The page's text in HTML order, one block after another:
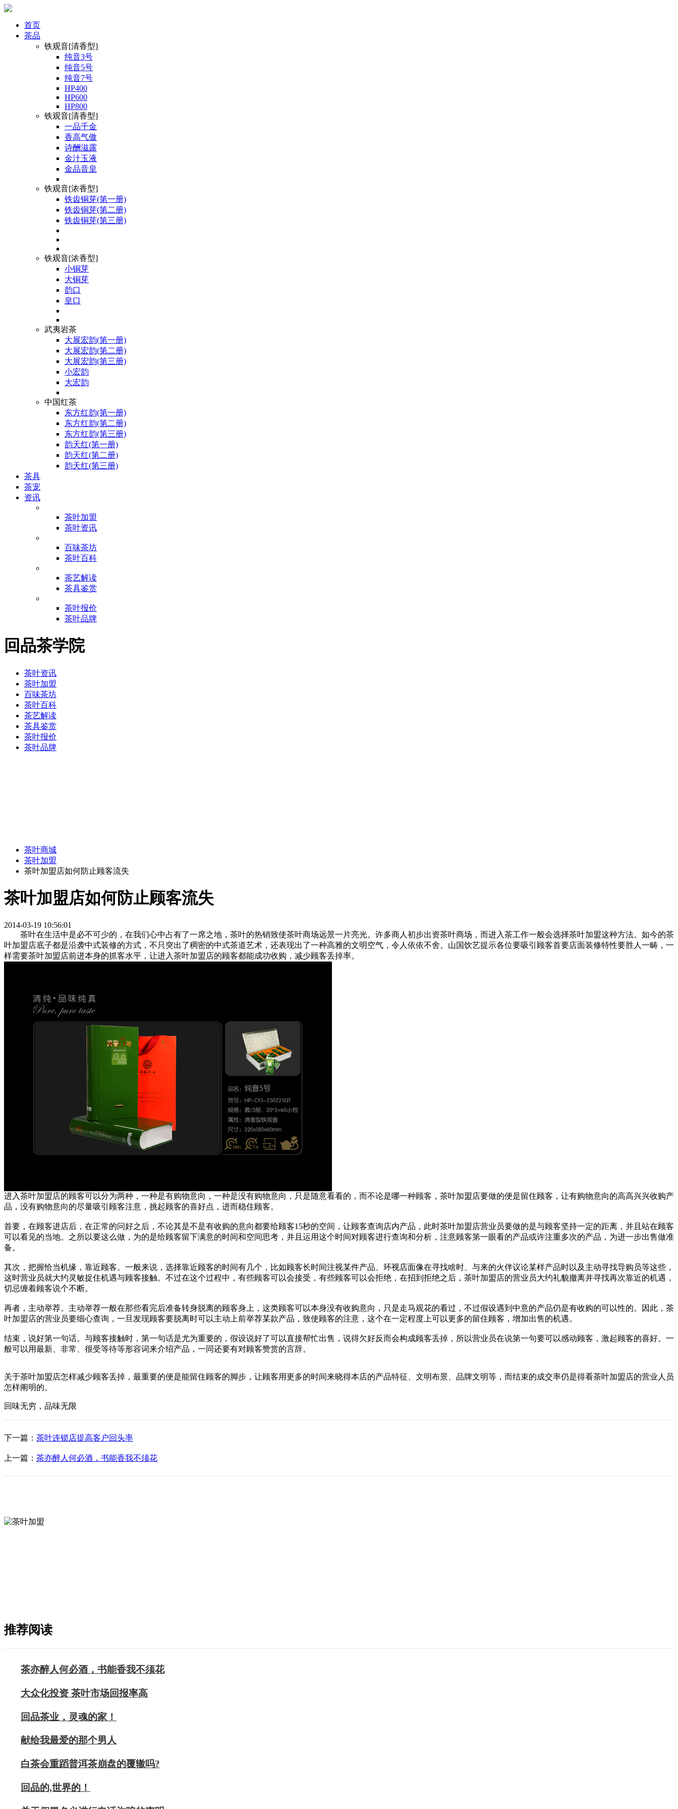
首页
茶品
铁观音[清香型]
纯音3号
纯音5号
纯音7号
HP400
HP600
HP800
铁观音[清香型]
一品千金
香高气傲
诗酬滋露
金汁玉液
金品音皇
铁观音[浓香型]
铁齿铜芽(第一册)
铁齿铜芽(第二册)
铁齿铜芽(第三册)
铁观音[浓香型]
小铜芽
大铜芽
韵口
皇口
武夷岩茶
大展宏韵(第一册)
大展宏韵(第二册)
大展宏韵(第三册)
小宏韵
大宏韵
中国红茶
东方红韵(第一册)
东方红韵(第二册)
东方红韵(第三册)
韵天红(第一册)
韵天红(第二册)
韵天红(第三册)
茶具
茶宠
资讯
茶叶加盟
茶叶资讯
百味茶坊
茶叶百科
茶艺解读
茶具鉴赏
茶叶报价
茶叶品牌
回品茶学院
茶叶资讯
茶叶加盟
百味茶坊
茶叶百科
茶艺解读
茶具鉴赏
茶叶报价
茶叶品牌
茶叶商城
茶叶加盟
茶叶加盟店如何防止顾客流失
茶叶加盟店如何防止顾客流失
2014-03-19 10:56:01
茶叶在生活中是必不可少的，在我们心中占有了一席之地，茶叶的热销致使茶叶商场远景一片亮光。许多商人初步出资茶叶商场，而进入茶工作一般会选择茶叶加盟这种方法。如今的茶
叶加盟店底子都是沿袭中式装修的方式，不只突出了稠密的中式茶道艺术，还表现出了一种高雅的文明空气，令人依依不舍。山国饮艺提示各位要吸引顾客首要店面装修特性要胜人一畴，一
样需要茶叶加盟店前进本身的抓客水平，让进入茶叶加盟店的顾客都能成功收购，减少顾客丢掉率。
进入茶叶加盟店的顾客可以分为两种，一种是有购物意向，一种是没有购物意向，只是随意看看的，而不论是哪一种顾客，茶叶加盟店要做的便是留住顾客，让有购物意向的高高兴兴收购产
品，没有购物意向的尽量吸引顾客注意，挑起顾客的喜好点，进而稳住顾客。
首要，在顾客进店后，在正常的问好之后，不论其是不是有收购的意向都要给顾客15秒的空间，让顾客查询店内产品，此时茶叶加盟店营业员要做的是与顾客坚持一定的距离，并且站在顾客
可以看见的当地。之所以要这么做，为的是给顾客留下满意的时间和空间思考，并且运用这个时间对顾客进行查询和分析，注意顾客第一眼看的产品或许注重多次的产品，为进一步出售做准
备。
其次，把握恰当机缘，靠近顾客。一般来说，选择靠近顾客的时间有几个，比如顾客长时间注视某件产品、环视店面像在寻找啥时、与来的火伴议论某样产品时以及主动寻找导购员等这些，
这时营业员就大约灵敏捉住机遇与顾客接触。不过在这个过程中，有些顾客可以会接受，有些顾客可以会拒绝，在招到拒绝之后，茶叶加盟店的营业员大约礼貌撤离并寻找再次靠近的机遇，
切忌缠着顾客说个不断。
再者，主动举荐。主动举荐一般在那些看完后准备转身脱离的顾客身上，这类顾客可以本身没有收购意向，只是走马观花的看过，不过假设遇到中意的产品仍是有收购的可以性的。因此，茶
叶加盟店的营业员要细心查询，一旦发现顾客要脱离时可以主动上前举荐某款产品，致使顾客的注意，这个在一定程度上可以更多的留住顾客，增加出售的机遇。
结束，说好第一句话。与顾客接触时，第一句话是尤为重要的，假设说好了可以直接帮忙出售，说得欠好反而会构成顾客丢掉，所以营业员在说第一句要可以感动顾客，激起顾客的喜好。一
般可以用最新、非常、很受等待等形容词来介绍产品，一同还要有对顾客赞赏的言辞。
关于茶叶加盟店怎样减少顾客丢掉，最重要的便是能留住顾客的脚步，让顾客用更多的时间来晓得本店的产品特征、文明布景、品牌文明等，而结束的成交率仍是得看茶叶加盟店的营业人员
怎样阐明的。
回味无穷，品味无限
下一篇： 茶叶连锁店提高客户回头率
上一篇： 茶亦醉人何必酒，书能香我不须花
推荐阅读
茶亦醉人何必酒，书能香我不须花
大众化投资 茶叶市场回报率高
回品茶业，灵魂的家！
献给我最爱的那个男人
白茶会重蹈普洱茶崩盘的覆辙吗?
回品的,世界的！